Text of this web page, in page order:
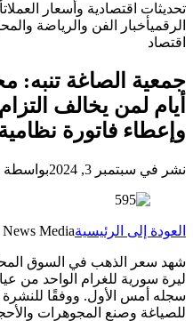
تحديثات اقتصادية وأسعار العملات
الرقميأخبار الفن والرياضة
اقتصاد
أيام لمن يخالف
وإعطاء فاتورة
نشر في سبتمبر 3, 2024 بواسطة
العودة إلى الرئيسيةNews Media
سجله أمس الأول. ووفقًا للنشرة
للصياغة وصنع المجوهرات